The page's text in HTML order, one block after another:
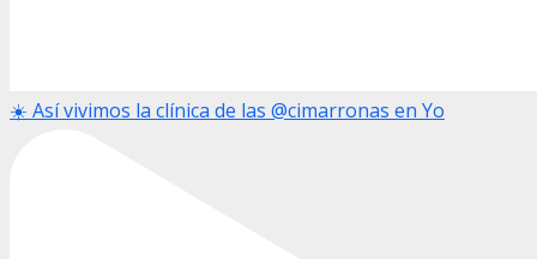
☀️ Así vivimos la clínica de las @cimarronas en Yo